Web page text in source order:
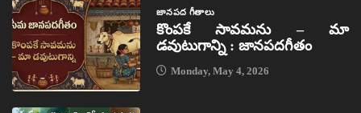
జానపద గీతాలు
కొంపకే సావమను – మా
డవుటుగాన్ని : జానపదగీతం
Monday, May 4, 2026